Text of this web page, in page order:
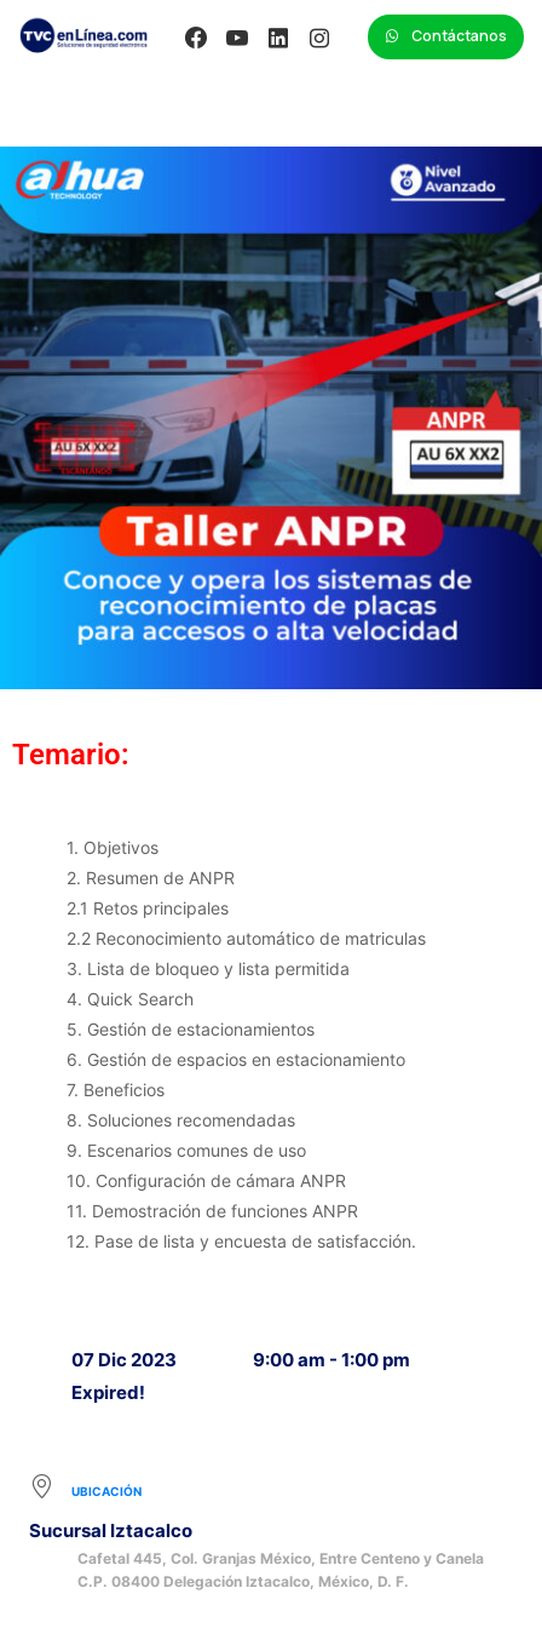
Contáctanos
Temario:
1. Objetivos
2. Resumen de ANPR
2.1 Retos principales
2.2 Reconocimiento automático de matriculas
3. Lista de bloqueo y lista permitida
4. Quick Search
5. Gestión de estacionamientos
6. Gestión de espacios en estacionamiento
7. Beneficios
8. Soluciones recomendadas
9. Escenarios comunes de uso
10. Configuración de cámara ANPR
11. Demostración de funciones ANPR
12. Pase de lista y encuesta de satisfacción.
07 Dic 2023
Expired!
9:00 am - 1:00 pm
UBICACIÓN
Sucursal Iztacalco
Cafetal 445, Col. Granjas México, Entre Centeno y Canela
C.P. 08400 Delegación Iztacalco, México, D. F.